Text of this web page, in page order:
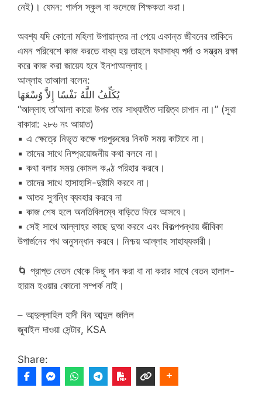
নেই)। যেমন: গার্লস স্কুল বা কলেজে শিক্ষকতা করা।
অবশ্য যদি কোনো মহিলা উপায়ান্তর না পেয়ে একান্ত জীবনের তাকিদে
এমন পরিবেশে কাজ করতে বাধ্য হয় তাহলে যথাসাধ্য পর্দা ও সম্ভ্রম রক্ষা
করে কাজ করা জায়েয হবে ইনশাআল্লাহ।
আল্লাহ তাআলা বলেন:
يُكَلِّفُ اللَّهُ نَفْسًا إِلاَّ وُسْعَهَا
“আল্লাহ তা’আলা কারো উপর তার সাধ্যাতীত দায়িত্ব চাপান না।” (সূরা
বাকারা: ২৮৬ নং আয়াত)
▪ এ ক্ষেত্রে নিভৃত কক্ষে পরপুরুষের নিকট সময় কাটাবে না।
▪ তাদের সাথে নিষ্প্রয়োজনীয় কথা বলবে না।
▪ কথা বলার সময় কোমল কণ্ঠ পরিহার করবে।
▪ তাদের সাথে হাসাহাসি-দুষ্টামি করবে না।
▪ আতর সুগন্ধি ব্যবহার করবে না
▪ কাজ শেষ হলে অনতিবিলম্বে বাড়িতে ফিরে আসবে।
▪ সেই সাথে আল্লাহর কাছে দুআ করবে এবং বিকল্পপন্থায় জীবিকা
উপার্জনের পথ অনুসন্ধান করবে। নিশ্চয় আল্লাহ সাহায্যকারী।
🌀 প্রাপ্ত বেতন থেকে কিছু দান করা বা না করার সাথে বেতন হালাল-
হারাম হওয়ার কোনো সম্পর্ক নাই।
– আব্দুল্লাহিল হাদী বিন আব্দুল জলিল
জুবাইল দাওয়া সেন্টার, KSA
Share: